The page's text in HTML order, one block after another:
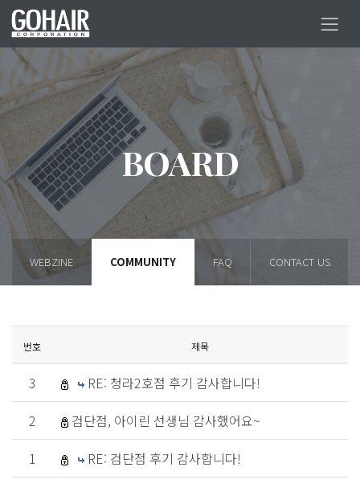
BOARD
WEBZINE COMMUNITY FAQ CONTACT US
번호 제목
3
RE: 청라2호점 후기 감사합니다!
2
검단점, 아이린 선생님 감사했어요~
1
RE: 검단점 후기 감사합니다!